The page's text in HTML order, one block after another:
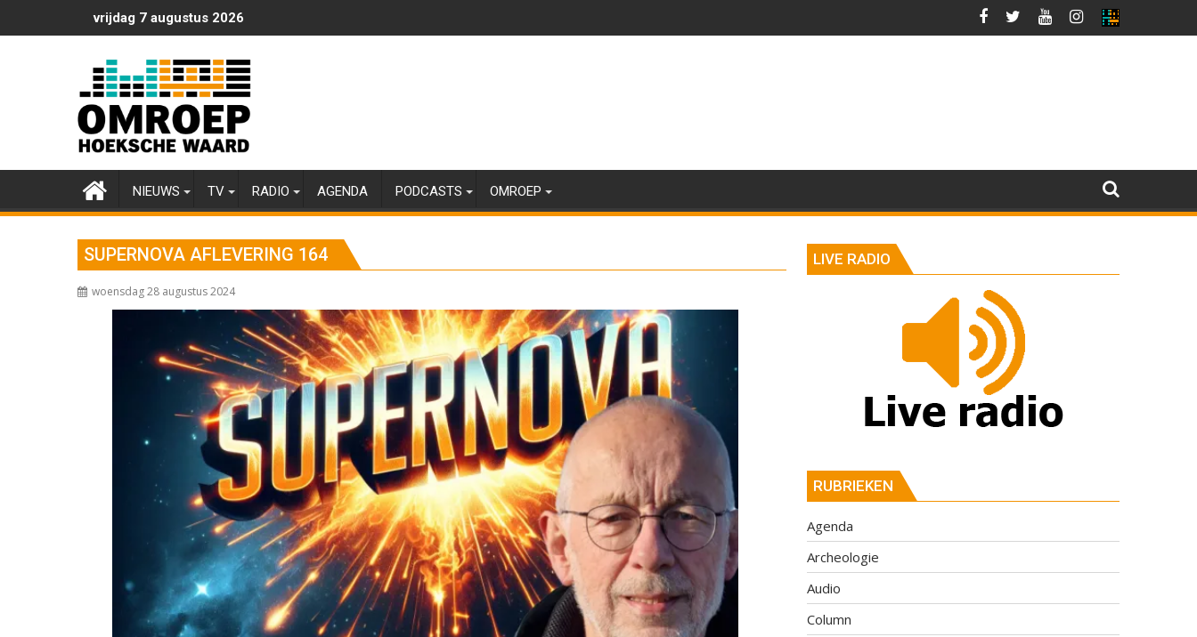
naar
vrijdag 7 augustus 2026
NIEUWS TV RADIO AGENDA PODCASTS OMROEP
SUPERNOVA AFLEVERING 164
woensdag 28 augustus 2024
LIVE RADIO
RUBRIEKEN
Agenda
Archeologie
Audio
Column